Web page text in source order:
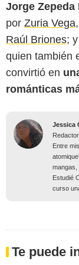
Jorge Zepeda
por Zuria Vega,
Raúl Briones; y
quien también
convirtió en
románticas
Jessica
Entre
mangas,
Estudié
curso
Te puede